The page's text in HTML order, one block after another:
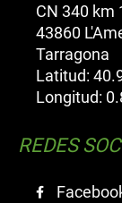
CN 340 km
43860
Tarragona
Latitud:
Longitud:
REDES